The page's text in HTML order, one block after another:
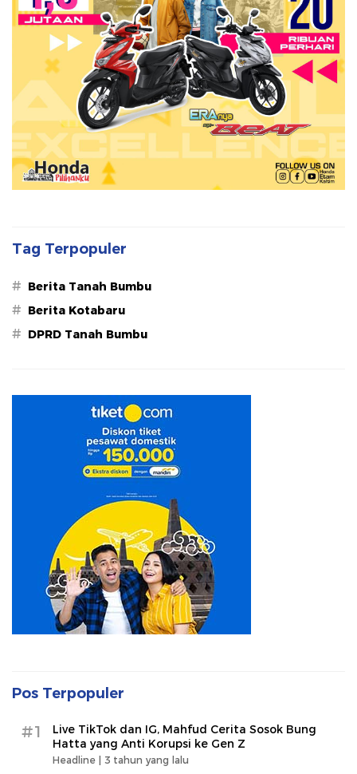
Tag Terpopuler
# Berita Tanah Bumbu
# Berita Kotabaru
# DPRD Tanah Bumbu
Pos Terpopuler
#1
Live TikTok dan IG, Mahfud Cerita Sosok Bung
Hatta yang Anti Korupsi ke Gen Z
Headline | 3 tahun yang lalu